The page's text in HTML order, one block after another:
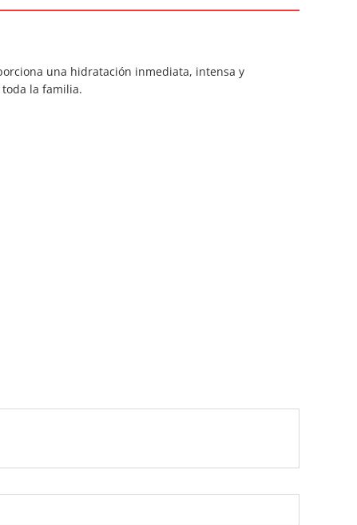
una hidratación inmediata, intensa y
la familia.